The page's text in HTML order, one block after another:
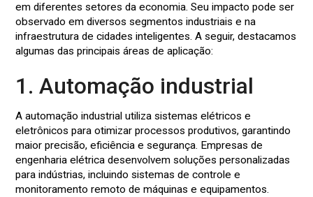
em diferentes setores da economia. Seu impacto pode ser
observado em diversos segmentos industriais e na
infraestrutura de cidades inteligentes. A seguir, destacamos
algumas das principais áreas de aplicação:
1. Automação industrial
A automação industrial utiliza sistemas elétricos e
eletrônicos para otimizar processos produtivos, garantindo
maior precisão, eficiência e segurança. Empresas de
engenharia elétrica desenvolvem soluções personalizadas
para indústrias, incluindo sistemas de controle e
monitoramento remoto de máquinas e equipamentos.